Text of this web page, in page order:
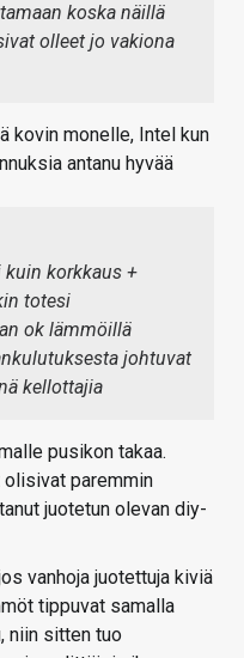
koska näillä
olleet jo vakiona
kovin monelle, Intel kun
antanu hyvää
korkkaus +
totesi
ok lämmöillä
johtuvat
kellottajia
pusikon takaa.
paremmin
juotetun olevan diy-
vanhoja juotettuja kiviä
tippuvat samalla
niin sitten tuo